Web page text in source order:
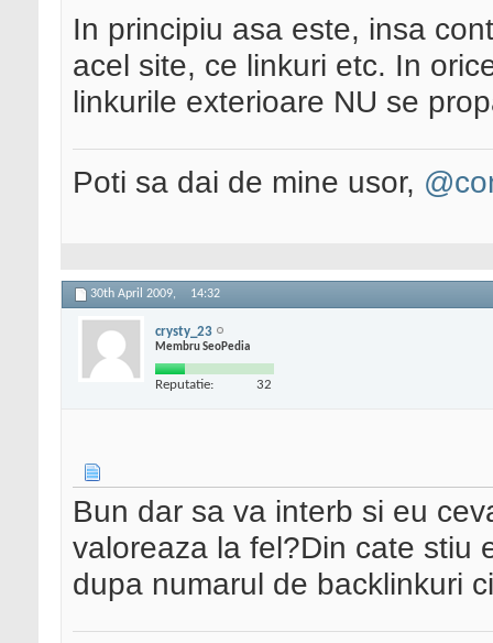
In principiu asa este, insa
acel site, ce linkuri etc. In
linkurile exterioare NU se
Poti sa dai de mine usor,
30th April 2009, 14:32
crysty_23
Membru SeoPedia
Reputatie: 32
Bun dar sa va interb si eu
valoreaza la fel?Din cate stiu
dupa numarul de backlinkuri